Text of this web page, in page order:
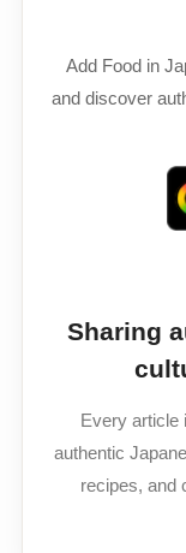
Add Food in
and discover
Sharing
Every article
authentic
recipes, and